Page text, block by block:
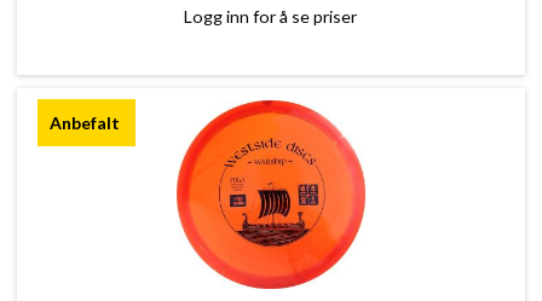
Logg inn for å se priser